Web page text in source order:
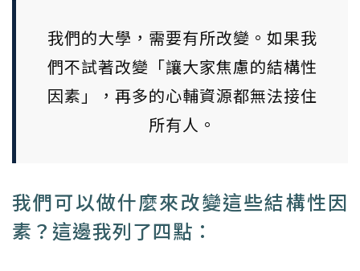
我們的大學，需要有所改變。如果我
們不試著改變「讓大家焦慮的結構性
因素」，再多的心輔資源都無法接住
所有人。
我們可以做什麼來改變這些結構性因
素？這邊我列了四點：